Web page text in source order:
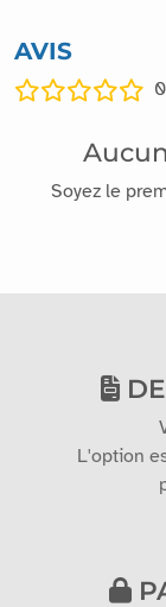
AVIS
0
Soyez le
L'option